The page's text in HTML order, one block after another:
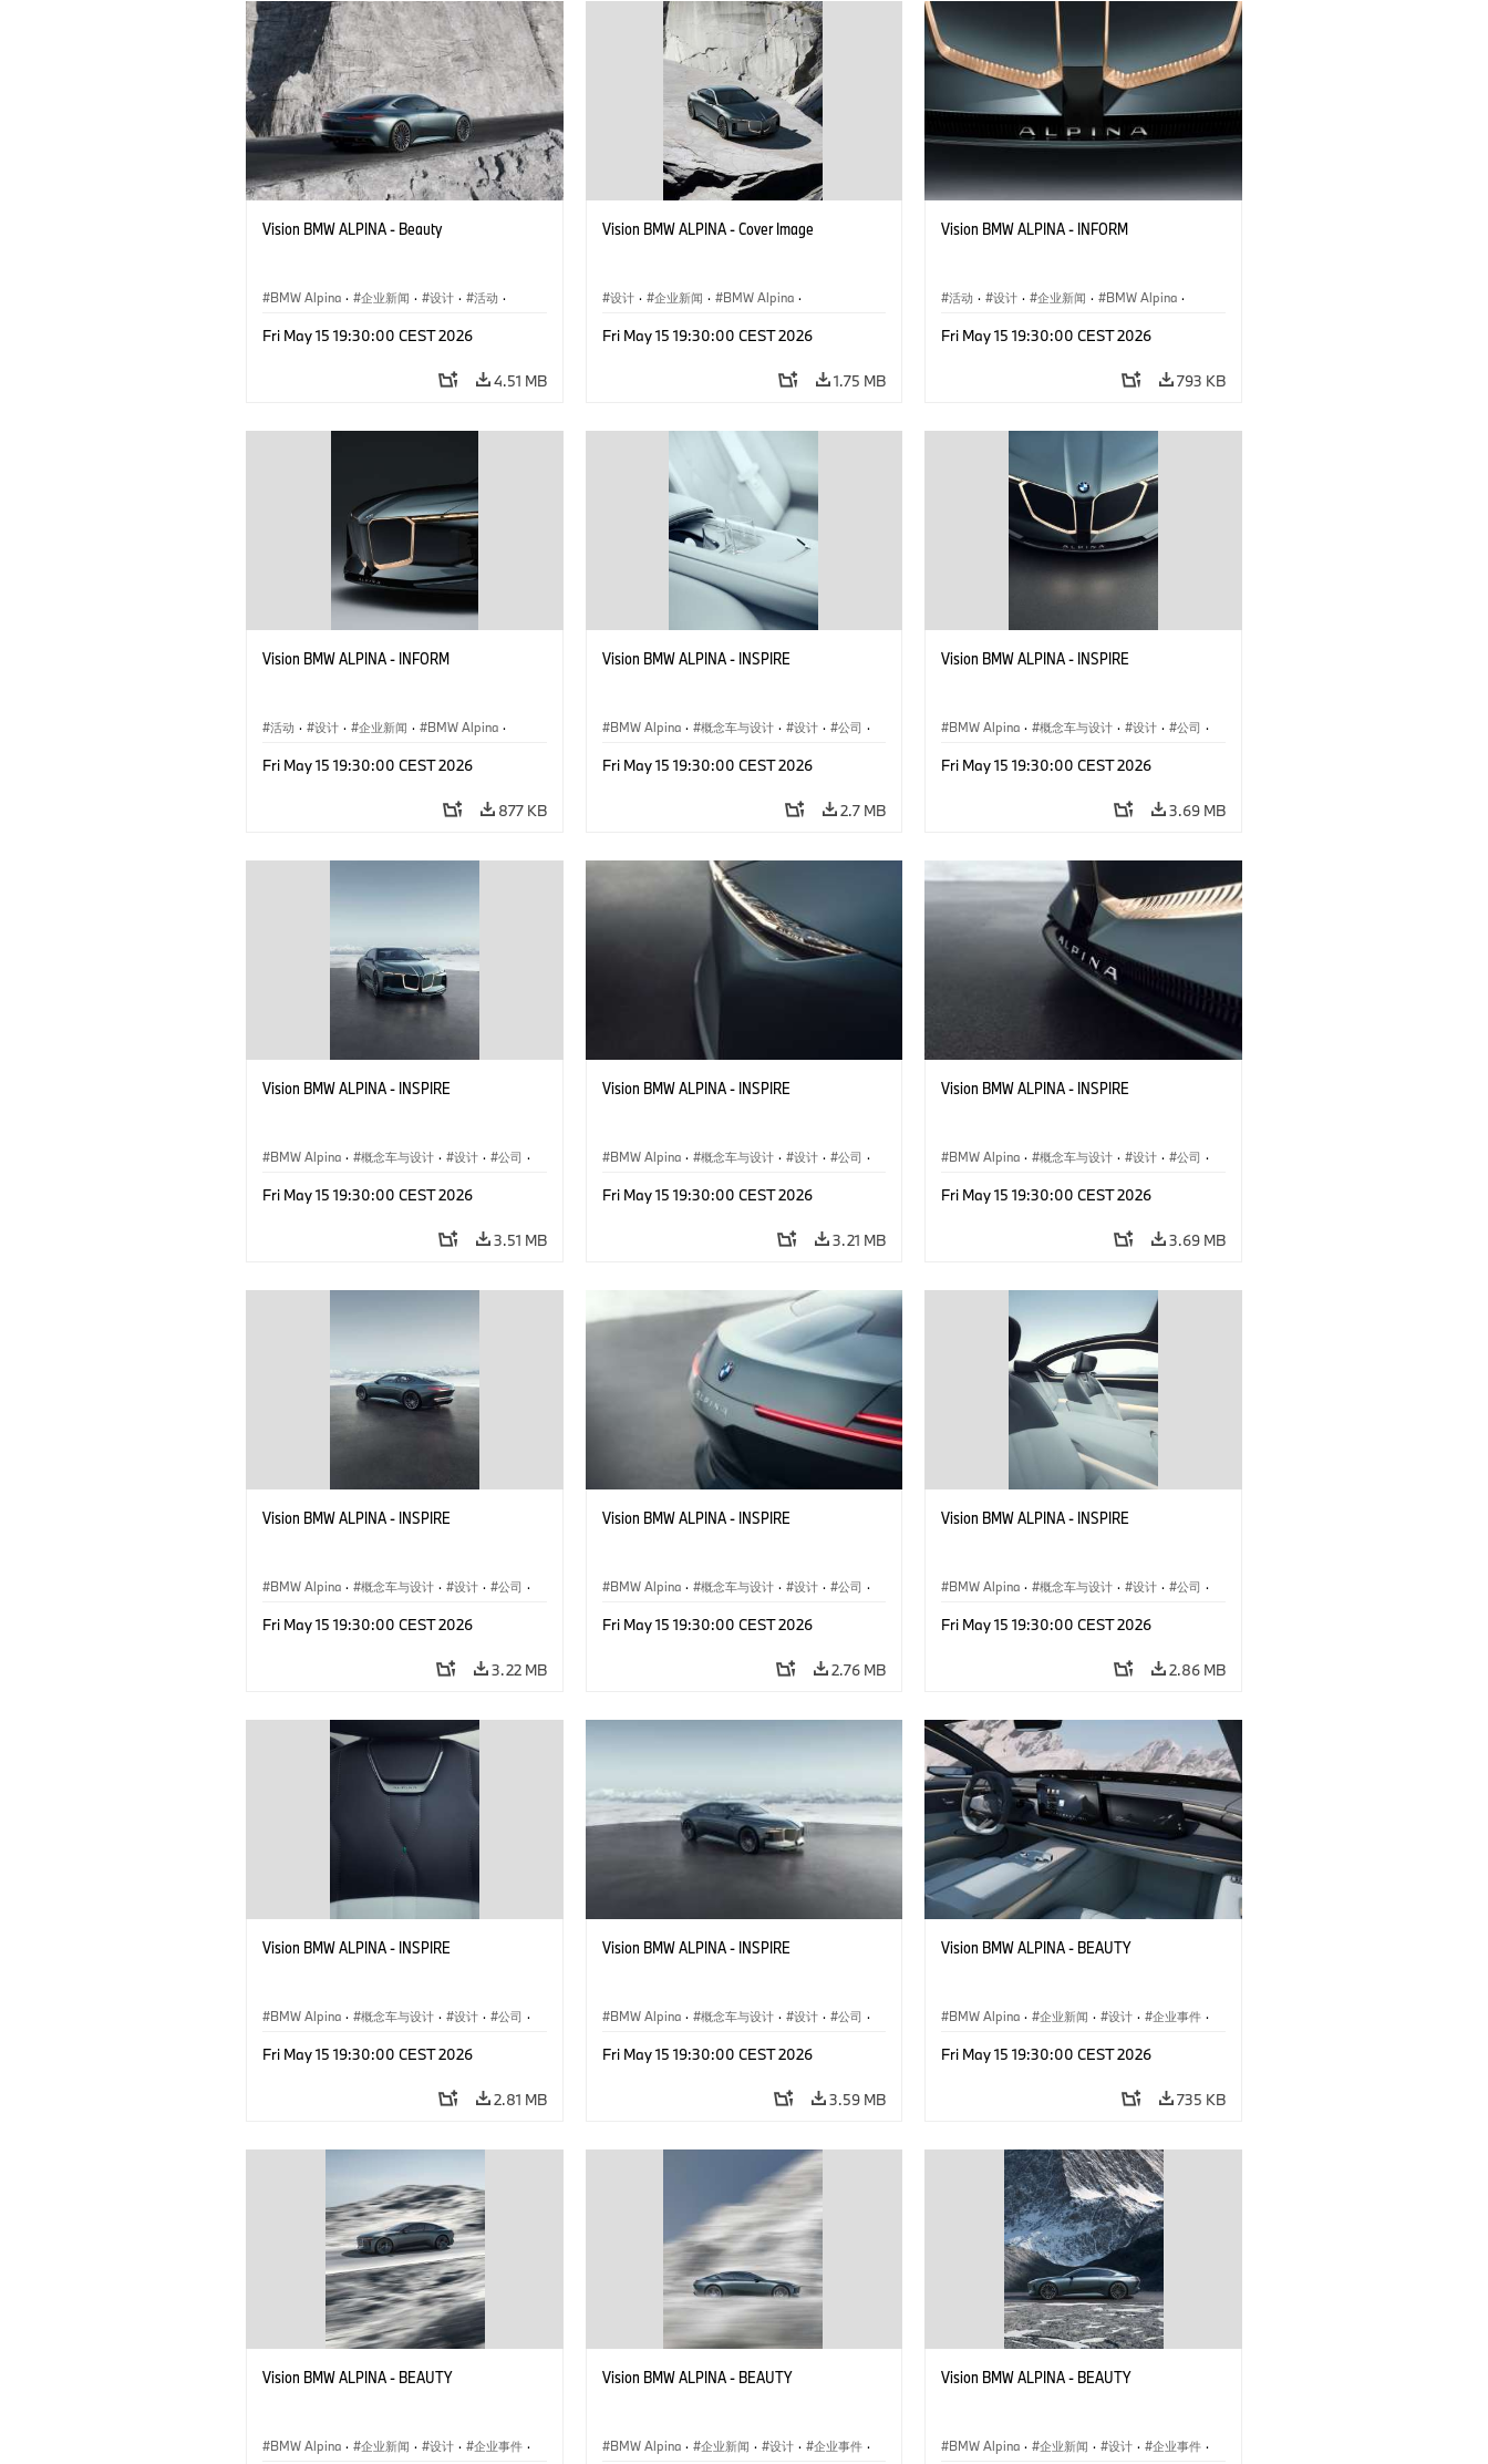
Vision BMW ALPINA - Beauty
BMW Alpina · 企业新闻 · 设计 · 活动 ·
Fri May 15 19:30:00 CEST 2026
4.51 MB
Vision BMW ALPINA - Cover Image
设计 · 企业新闻 · BMW Alpina ·
Fri May 15 19:30:00 CEST 2026
1.75 MB
Vision BMW ALPINA - INFORM
活动 · 设计 · 企业新闻 · BMW Alpina ·
Fri May 15 19:30:00 CEST 2026
793 KB
Vision BMW ALPINA - INFORM
活动 · 设计 · 企业新闻 · BMW Alpina ·
Fri May 15 19:30:00 CEST 2026
877 KB
Vision BMW ALPINA - INSPIRE
BMW Alpina · 概念车与设计 · 设计 · 公司 ·
Fri May 15 19:30:00 CEST 2026
2.7 MB
Vision BMW ALPINA - INSPIRE
BMW Alpina · 概念车与设计 · 设计 · 公司 ·
Fri May 15 19:30:00 CEST 2026
3.69 MB
Vision BMW ALPINA - INSPIRE
BMW Alpina · 概念车与设计 · 设计 · 公司 ·
Fri May 15 19:30:00 CEST 2026
3.51 MB
Vision BMW ALPINA - INSPIRE
BMW Alpina · 概念车与设计 · 设计 · 公司 ·
Fri May 15 19:30:00 CEST 2026
3.21 MB
Vision BMW ALPINA - INSPIRE
BMW Alpina · 概念车与设计 · 设计 · 公司 ·
Fri May 15 19:30:00 CEST 2026
3.69 MB
Vision BMW ALPINA - INSPIRE
BMW Alpina · 概念车与设计 · 设计 · 公司 ·
Fri May 15 19:30:00 CEST 2026
3.22 MB
Vision BMW ALPINA - INSPIRE
BMW Alpina · 概念车与设计 · 设计 · 公司 ·
Fri May 15 19:30:00 CEST 2026
2.76 MB
Vision BMW ALPINA - INSPIRE
BMW Alpina · 概念车与设计 · 设计 · 公司 ·
Fri May 15 19:30:00 CEST 2026
2.86 MB
Vision BMW ALPINA - INSPIRE
BMW Alpina · 概念车与设计 · 设计 · 公司 ·
Fri May 15 19:30:00 CEST 2026
2.81 MB
Vision BMW ALPINA - INSPIRE
BMW Alpina · 概念车与设计 · 设计 · 公司 ·
Fri May 15 19:30:00 CEST 2026
3.59 MB
Vision BMW ALPINA - BEAUTY
BMW Alpina · 企业新闻 · 设计 · 企业事件 ·
Fri May 15 19:30:00 CEST 2026
735 KB
Vision BMW ALPINA - BEAUTY
BMW Alpina · 企业新闻 · 设计 · 企业事件 ·
Vision BMW ALPINA - BEAUTY
BMW Alpina · 企业新闻 · 设计 · 企业事件 ·
Vision BMW ALPINA - BEAUTY
BMW Alpina · 企业新闻 · 设计 · 企业事件 ·